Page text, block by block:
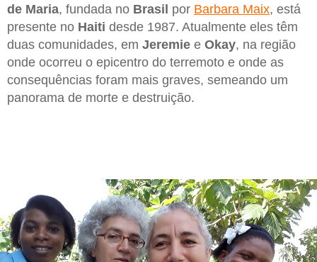
de Maria, fundada no Brasil por Barbara Maix, está
presente no Haiti desde 1987. Atualmente eles têm
duas comunidades, em Jeremie e Okay, na região
onde ocorreu o epicentro do terremoto e onde as
consequências foram mais graves, semeando um
panorama de morte e destruição.